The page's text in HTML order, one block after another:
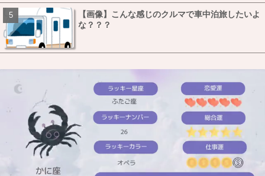
【画像】こんな感じのクルマで車中泊旅したいよ
な？？？